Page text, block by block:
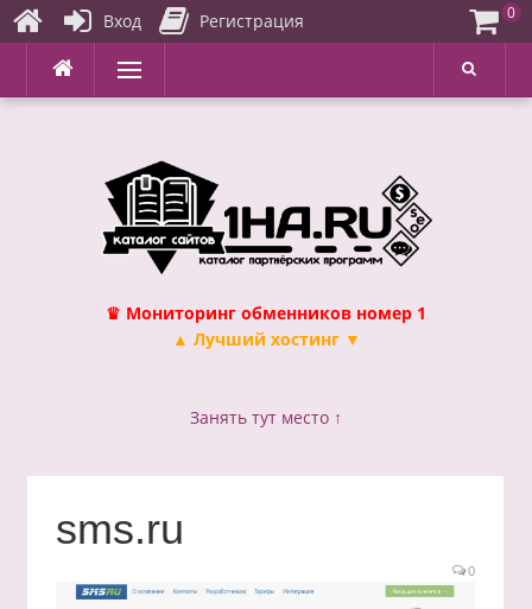
Перейти
содержимому
Меню
♛ Мониторинг обменников номер 1
▲ Лучший хостинг ▼
Занять тут место ↑
sms.ru
0
Вход Регистрация 0